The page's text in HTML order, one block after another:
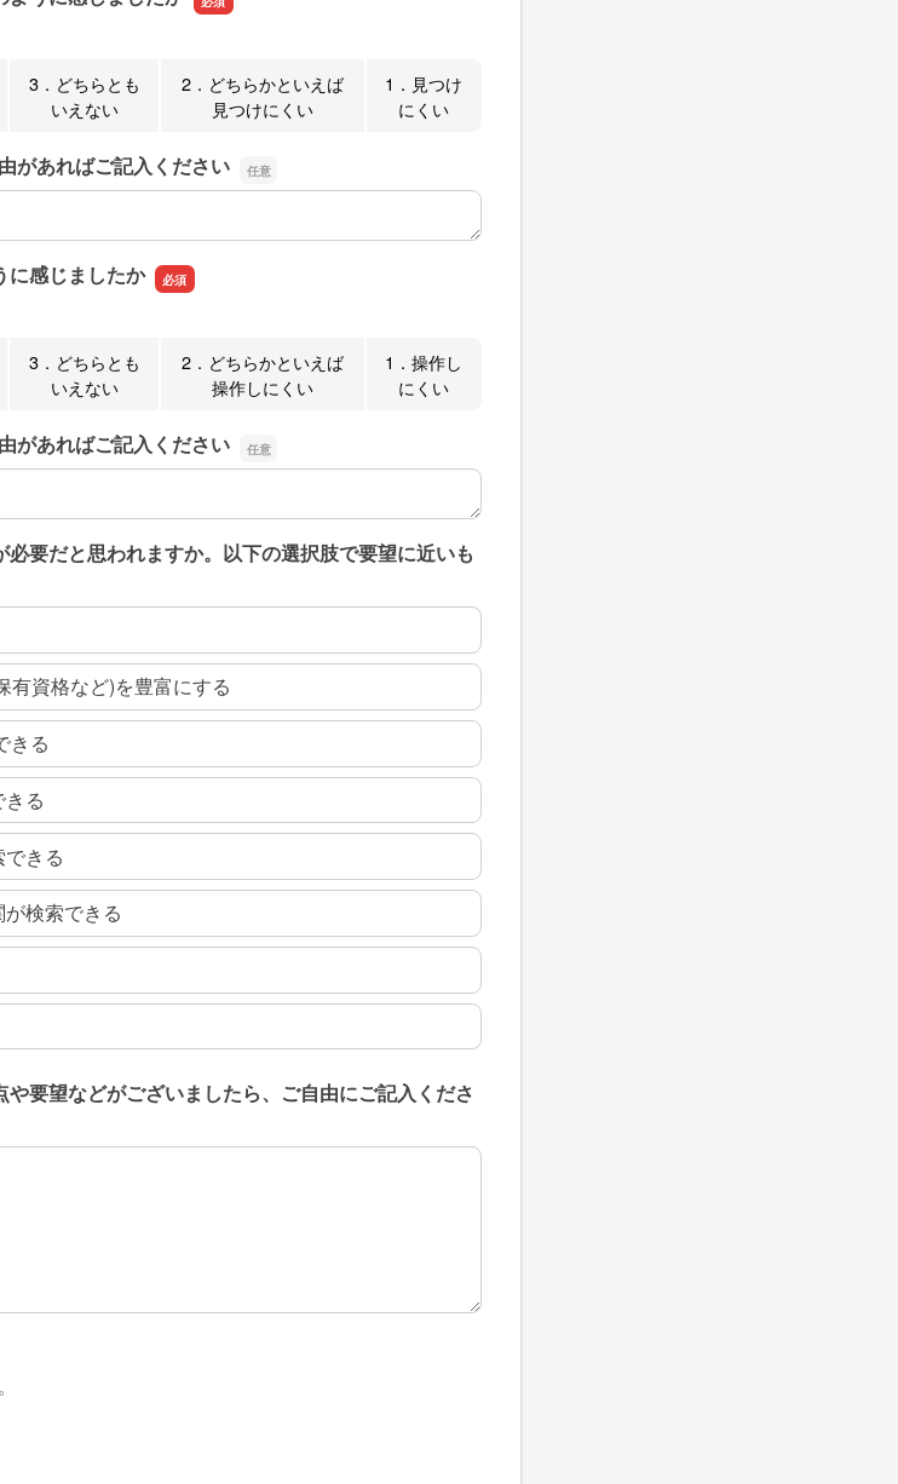
3．どちらとも
いえない
2．どちらかといえば
見つけにくい
1．見つけ
にくい
があればご記入ください
あればご記入ください
に感じましたか
3．どちらとも
いえない
2．どちらかといえば
操作しにくい
1．操作し
にくい
があればご記入ください
あればご記入ください
要だと思われますか。以下の選択肢で要望に近いも
有資格など)を豊富にする
きる
る
きる
検索できる
要望などがございましたら、ご自由にご記入くださ
要望などがございましたら、ご自由にご記入ください